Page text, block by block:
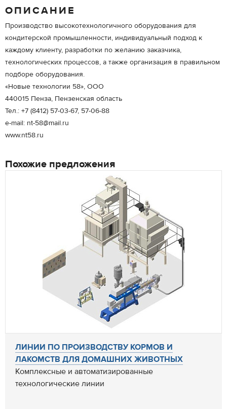
ОПИСАНИЕ
Производство высокотехнологичного оборудования для
кондитерской промышленности, индивидуальный подход к
каждому клиенту, разработки по желанию заказчика,
технологических процессов, а также организация в правильном
подборе оборудования.
«Новые технологии 58», ООО
440015 Пенза, Пензенская область
Тел.: +7 (8412) 57-03-67, 57-06-88
e-mail: nt-58@mail.ru
www.nt58.ru
Похожие предложения
ЛИНИИ ПО ПРОИЗВОДСТВУ КОРМОВ И
ЛАКОМСТВ ДЛЯ ДОМАШНИХ ЖИВОТНЫХ
Комплексные и автоматизированные
технологические линии